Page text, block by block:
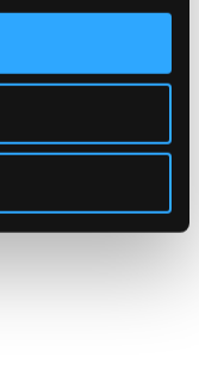
eventi con le